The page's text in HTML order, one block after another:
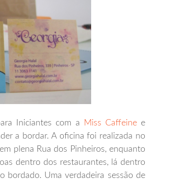
Iniciantes com a Miss Caffeinee
a bordar. A oficina foi realizada no
plena Rua dos Pinheiros, enquanto
dentro dos restaurantes, lá dentro
bordado. Uma verdadeira sessão de